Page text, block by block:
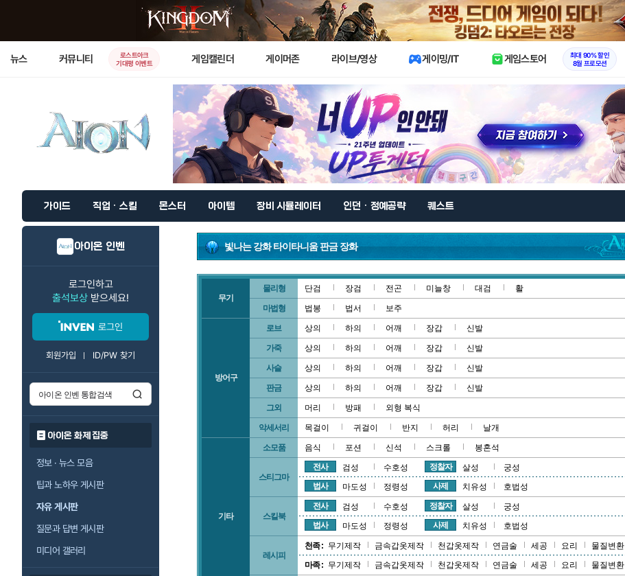
X
뉴스 커뮤니티
로스트아크
기대평 이벤트
게임캘린더 게이머존 라이브/영상 게이밍/IT 게임스토어
최대 90% 할인
8월 프로모션
가이드 직업 · 스킬 몬스터 아이템 장비 시뮬레이터 인던 · 정예공략 퀘스트
아이온 인벤
로그인하고
출석보상 받으세요!
로그인
회원가입 ID/PW 찾기
아이온 화제 집중
정보 · 뉴스 모음
팁과 노하우 게시판
자유 게시판
질문과 답변 게시판
미디어 갤러리
빛나는 강화 타이타니움 판금 장화
무기
물리형 단검 장검 전곤 미늘창 대검 활
마법형 법봉 법서 보주
방어구
로브 상의 하의 어깨 장갑 신발
가죽 상의 하의 어깨 장갑 신발
사슬 상의 하의 어깨 장갑 신발
판금 상의 하의 어깨 장갑 신발
그외 머리 방패 외형 복식
악세서리 목걸이 귀걸이 반지 허리 날개
기타
소모품 음식 포션 신석 스크롤 봉혼석
스티그마
전사 검성 수호성 정찰자 살성
궁성
법사
마도성 정령성 사제 치유성 호법성
스킬북
전사 검성 수호성 정찰자 살성
궁성
법사
마도성 정령성 사제 치유성 호법성
레시피
천족 : 무기제작 금속갑옷제작 천갑옷제작 연금술 세공 요리
물질변환
마족 : 무기제작 금속갑옷제작 천갑옷제작 연금술 세공 요리 물질변환